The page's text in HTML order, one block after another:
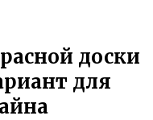
доски
для